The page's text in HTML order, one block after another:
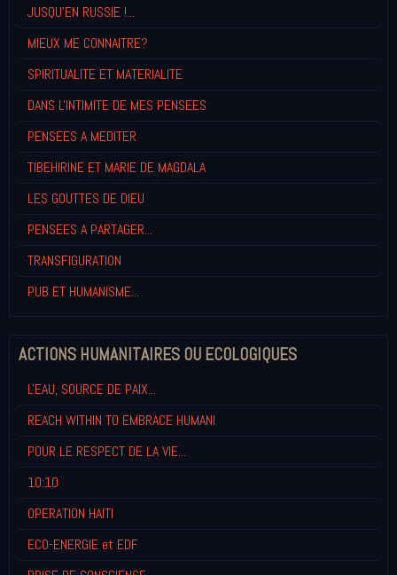
JUSQU'EN RUSSIE !...
MIEUX ME CONNAITRE?
SPIRITUALITE ET MATERIALITE
DANS L'INTIMITE DE MES PENSEES
PENSEES A MEDITER
TIBEHIRINE ET MARIE DE MAGDALA
LES GOUTTES DE DIEU
PENSEES A PARTAGER...
TRANSFIGURATION
PUB ET HUMANISME...
ACTIONS HUMANITAIRES OU ECOLOGIQUES
L'EAU, SOURCE DE PAIX...
REACH WITHIN TO EMBRACE HUMANI
POUR LE RESPECT DE LA VIE...
10:10
OPERATION HAITI
ECO-ENERGIE et EDF